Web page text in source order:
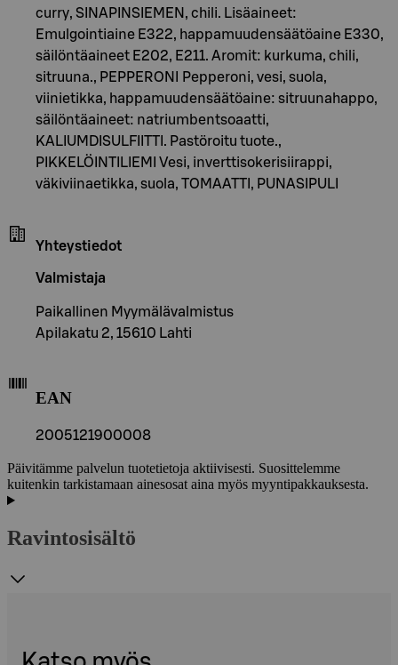
curry, SINAPINSIEMEN, chili. Lisäaineet:
Emulgointiaine E322, happamuudensäätöaine E330,
säilöntäaineet E202, E211. Aromit: kurkuma, chili,
sitruuna., PEPPERONI Pepperoni, vesi, suola,
viinietikka, happamuudensäätöaine: sitruunahappo,
säilöntäaineet: natriumbentsoaatti,
KALIUMDISULFIITTI. Pastöroitu tuote.,
PIKKELÖINTILIEMI Vesi, inverttisokerisiirappi,
väkiviinaetikka, suola, TOMAATTI, PUNASIPULI
Yhteystiedot
Valmistaja
Paikallinen Myymälävalmistus
Apilakatu 2, 15610 Lahti
EAN
2005121900008
Päivitämme palvelun tuotetietoja aktiivisesti. Suosittelemme
kuitenkin tarkistamaan ainesosat aina myös myyntipakkauksesta.
Ravintosisältö